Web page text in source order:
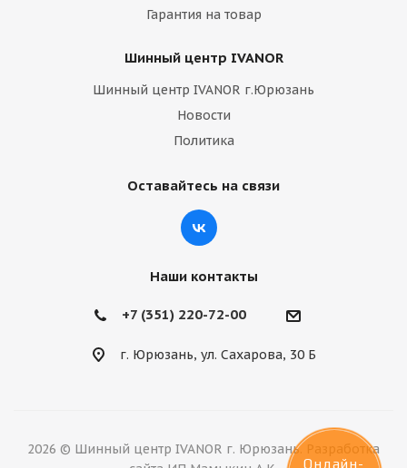
Гарантия на товар
Шинный центр IVANOR
Шинный центр IVANOR г.Юрюзань
Новости
Политика
Оставайтесь на связи
Наши контакты
+7 (351) 220-72-00
г. Юрюзань, ул. Сахарова, 30 Б
2026 © Шинный центр IVANOR г. Юрюзань. Разработка
Онлайн-